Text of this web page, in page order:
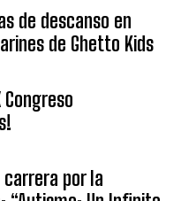
de descanso en
de Ghetto Kids
carrera por la